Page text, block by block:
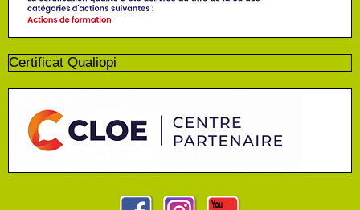
Certificat Qualiopi